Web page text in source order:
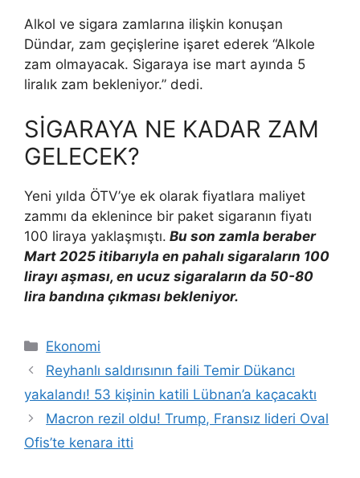
Alkol ve sigara zamlarına ilişkin konuşan
Dündar, zam geçişlerine işaret ederek “Alkole
zam olmayacak. Sigaraya ise mart ayında 5
liralık zam bekleniyor.” dedi.
SİGARAYA NE KADAR ZAM
GELECEK?
Yeni yılda ÖTV’ye ek olarak fiyatlara maliyet
zammı da eklenince bir paket sigaranın fiyatı
100 liraya yaklaşmıştı. Bu son zamla beraber
Mart 2025 itibarıyla en pahalı sigaraların 100
lirayı aşması, en ucuz sigaraların da 50-80
lira bandına çıkması bekleniyor.
Kategoriler
Ekonomi
Reyhanlı saldırısının faili Temir Dükancı
yakalandı! 53 kişinin katili Lübnan’a kaçacaktı
Macron rezil oldu! Trump, Fransız lideri Oval
Ofis’te kenara itti